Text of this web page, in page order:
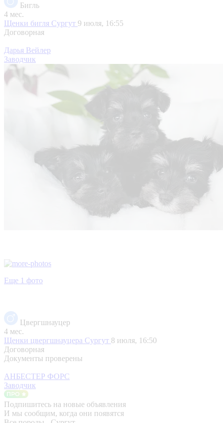
Бигль
4 мес.
Щенки бигля Сургут 9 июля, 16:55
Договорная
Дарья Вейлер
Заводчик
Еще 1 фото
Цвергшнауцер
4 мес.
Щенки цвергшнауцера Сургут 8 июля, 16:50
Договорная
Документы проверены
АНБЕСТЕР ФОРС
Заводчик
Подпишитесь на новые объявления
И мы сообщим, когда они появятся